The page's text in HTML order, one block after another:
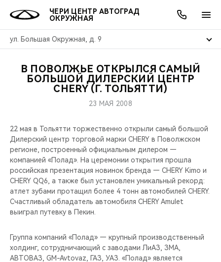
ЧЕРИ ЦЕНТР АВТОГРАД
ОКРУЖНАЯ
ул. Большая Окружная, д. 9
МОДЕЛИ
КРОССОВЕРЫ
СЕДАНЫ
НОВИНКИ
ПОКУПАТЕЛЯМ
ВЛАДЕЛЬЦАМ
ПОДДЕРЖКА
CHERY CONNECT
МИР CHERY
CHERY В СОЦСЕТЯХ
ЛЮДИ CHERY
БЛАГОТВОРИТЕЛЬНОСТЬ
CHERY И СПОРТ
АКЦИИ
ОНЛАЙН СЕРВИСЫ
О КОМПАНИИ
В ПОВОЛЖЬЕ ОТКРЫЛСЯ САМЫЙ
БОЛЬШОЙ ДИЛЕРСКИЙ ЦЕНТР
CHERY (Г. ТОЛЬЯТТИ)
23 МАЯ 2008
22 мая в Тольятти торжественно открыли самый большой
Дилерский центр торговой марки CHERY в Поволжском
регионе, построенный официальным дилером —
компанией «Полад». На церемонии открытия прошла
российская презентация новинок бренда — CHERY Kimo и
CHERY QQ6, а также был установлен уникальный рекорд:
атлет зубами протащил более 4 тонн автомобилей CHERY.
Счастливый обладатель автомобиля CHERY Amulet
выиграл путевку в Пекин.
Группа компаний «Полад» — крупный производственный
холдинг, сотрудничающий с заводами ЛиАЗ, ЗМА,
АВТОВАЗ, GM-Avtovaz, ГАЗ, УАЗ. «Полад» является